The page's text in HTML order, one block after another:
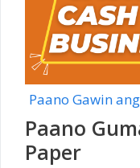
Paano Gawin
Paano
Paper